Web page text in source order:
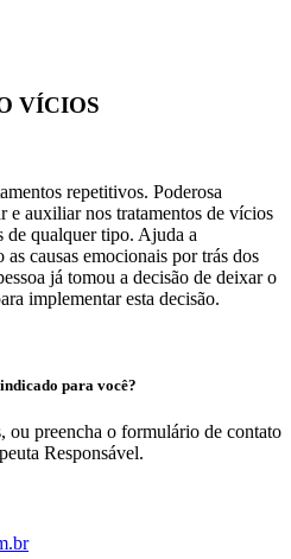
VÍCIOS
repetitivos. Poderosa
e auxiliar nos tratamentos de vícios
de qualquer tipo. Ajuda a
causas emocionais por trás dos
já tomou a decisão de deixar o
implementar esta decisão.
para você?
ou preencha o formulário de contato
Responsável.